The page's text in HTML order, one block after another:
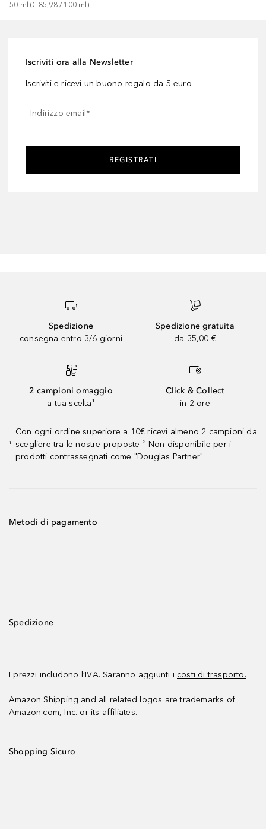
50 ml (€ 85,98 / 100 ml )
Iscriviti ora alla Newsletter
Iscriviti e ricevi un buono regalo da 5 euro
Indirizzo email *
REGISTRATI
Spedizione
consegna entro 3/6 giorni
Spedizione gratuita
da 35,00 €
2 campioni omaggio
a tua scelta¹
Click & Collect
in 2 ore
¹
Con ogni ordine superiore a 10€ ricevi almeno 2 campioni da
scegliere tra le nostre proposte ² Non disponibile per i
prodotti contrassegnati come "Douglas Partner"
Metodi di pagamento
Spedizione
I prezzi includono l’IVA. Saranno aggiunti i costi di trasporto.
Amazon Shipping and all related logos are trademarks of
Amazon.com, Inc. or its affiliates.
Shopping Sicuro